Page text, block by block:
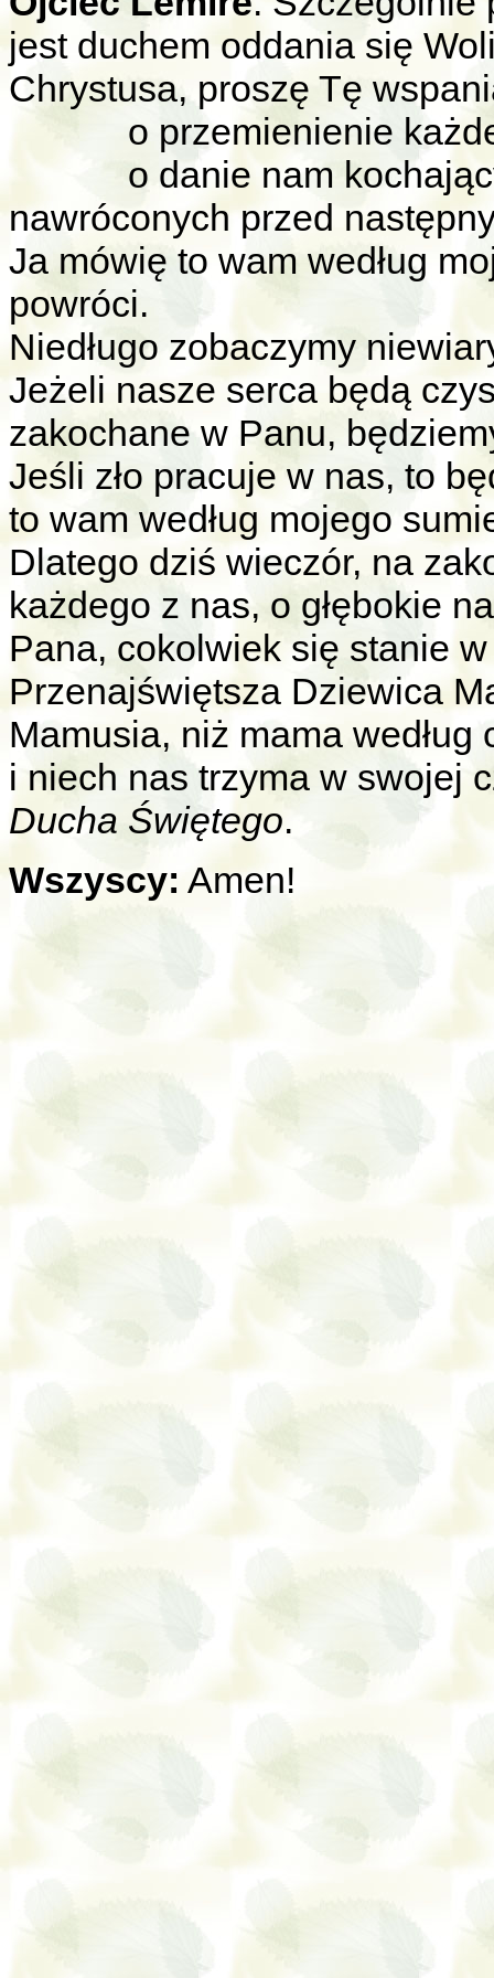
jest duchem oddania się
Chrystusa, proszę Tę
o przemienienie
o danie nam
nawróconych przed
Ja mówię to wam według
powróci.
Niedługo zobaczymy
Jeżeli nasze serca będą
zakochane w Panu,
Jeśli zło pracuje w nas, to
to wam według mojego
Dlatego dziś wieczór, na
każdego z nas, o głębokie
Pana, cokolwiek się stanie
Przenajświętsza Dziewica
Mamusia, niż mama według
i niech nas trzyma w swojej
Ducha Świętego.
Wszyscy: Amen!